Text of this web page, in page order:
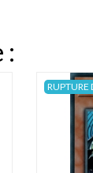
:
RUPTURE